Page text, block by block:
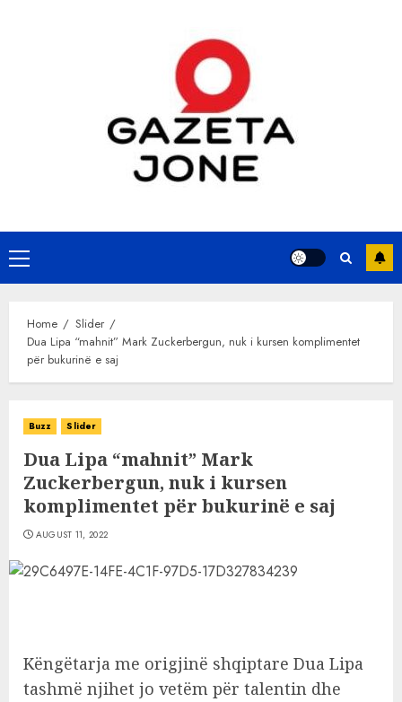
Primary
Menu
Home
Slider
Dua Lipa “mahnit” Mark Zuckerbergun, nuk i kursen komplimentet
për bukurinë e saj
Buzz Slider
Dua Lipa “mahnit” Mark
Zuckerbergun, nuk i kursen
komplimentet për bukurinë e saj
AUGUST 11, 2022
Këngëtarja me origjinë shqiptare Dua Lipa
tashmë njihet jo vetëm për talentin dhe